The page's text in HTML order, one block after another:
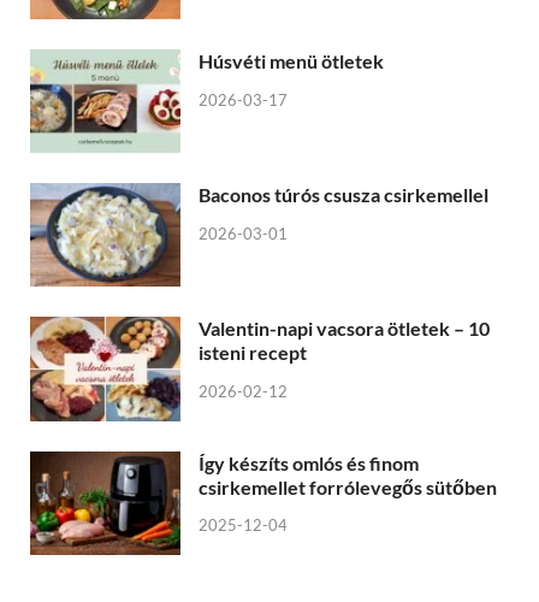
Húsvéti menü ötletek
2026-03-17
Baconos túrós csusza csirkemellel
2026-03-01
Valentin-napi vacsora ötletek – 10
isteni recept
2026-02-12
Így készíts omlós és finom
csirkemellet forrólevegős sütőben
2025-12-04